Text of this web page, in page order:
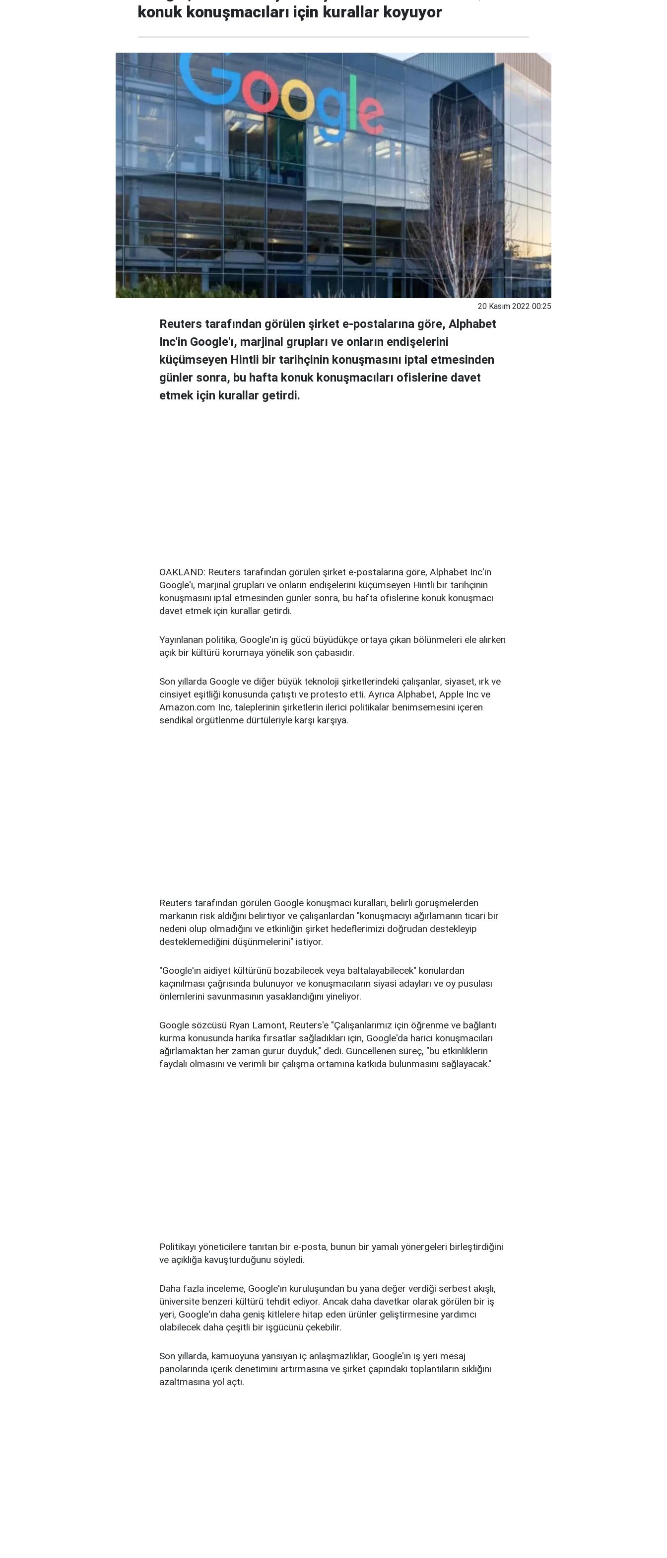
konuk konuşmacıları için kurallar koyuyor
20 Kasım 2022 00:25
Reuters tarafından görülen şirket e-postalarına göre, Alphabet
Inc'in Google'ı, marjinal grupları ve onların endişelerini
küçümseyen Hintli bir tarihçinin konuşmasını iptal etmesinden
günler sonra, bu hafta konuk konuşmacıları ofislerine davet
etmek için kurallar getirdi.
OAKLAND: Reuters tarafından görülen şirket e-postalarına göre, Alphabet Inc'in
Google'ı, marjinal grupları ve onların endişelerini küçümseyen Hintli bir tarihçinin
konuşmasını iptal etmesinden günler sonra, bu hafta ofislerine konuk konuşmacı
davet etmek için kurallar getirdi.
Yayınlanan politika, Google'ın iş gücü büyüdükçe ortaya çıkan bölünmeleri ele alırken
açık bir kültürü korumaya yönelik son çabasıdır.
Son yıllarda Google ve diğer büyük teknoloji şirketlerindeki çalışanlar, siyaset, ırk ve
cinsiyet eşitliği konusunda çatıştı ve protesto etti. Ayrıca Alphabet, Apple Inc ve
Amazon.com Inc, taleplerinin şirketlerin ilerici politikalar benimsemesini içeren
sendikal örgütlenme dürtüleriyle karşı karşıya.
Reuters tarafından görülen Google konuşmacı kuralları, belirli görüşmelerden
markanın risk aldığını belirtiyor ve çalışanlardan "konuşmacıyı ağırlamanın ticari bir
nedeni olup olmadığını ve etkinliğin şirket hedeflerimizi doğrudan destekleyip
desteklemediğini düşünmelerini" istiyor.
"Google'ın aidiyet kültürünü bozabilecek veya baltalayabilecek" konulardan
kaçınılması çağrısında bulunuyor ve konuşmacıların siyasi adayları ve oy pusulası
önlemlerini savunmasının yasaklandığını yineliyor.
Google sözcüsü Ryan Lamont, Reuters'e "Çalışanlarımız için öğrenme ve bağlantı
kurma konusunda harika fırsatlar sağladıkları için, Google'da harici konuşmacıları
ağırlamaktan her zaman gurur duyduk," dedi. Güncellenen süreç, "bu etkinliklerin
faydalı olmasını ve verimli bir çalışma ortamına katkıda bulunmasını sağlayacak."
Politikayı yöneticilere tanıtan bir e-posta, bunun bir yamalı yönergeleri birleştirdiğini
ve açıklığa kavuşturduğunu söyledi.
Daha fazla inceleme, Google'ın kuruluşundan bu yana değer verdiği serbest akışlı,
üniversite benzeri kültürü tehdit ediyor. Ancak daha davetkar olarak görülen bir iş
yeri, Google'ın daha geniş kitlelere hitap eden ürünler geliştirmesine yardımcı
olabilecek daha çeşitli bir işgücünü çekebilir.
Son yıllarda, kamuoyuna yansıyan iç anlaşmazlıklar, Google'ın iş yeri mesaj
panolarında içerik denetimini artırmasına ve şirket çapındaki toplantıların sıklığını
azaltmasına yol açtı.